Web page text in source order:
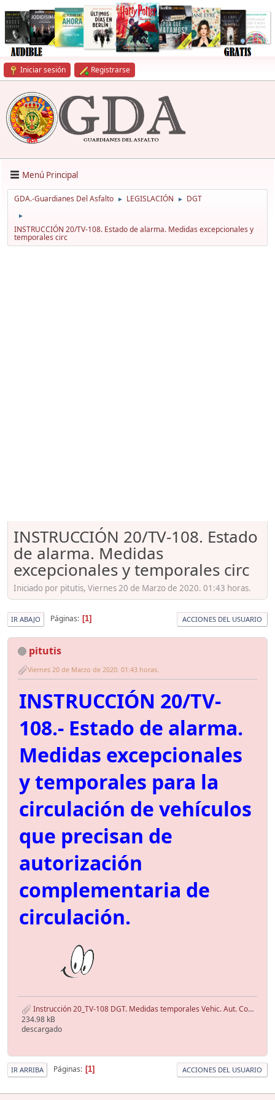
Iniciar sesión Registrarse
Menú Principal
GDA.-Guardianes Del Asfalto ► LEGISLACIÓN ► DGT
►
INSTRUCCIÓN 20/TV-108. Estado de alarma. Medidas excepcionales y
temporales circ
INSTRUCCIÓN 20/TV-108. Estado
de alarma. Medidas
excepcionales y temporales circ
Iniciado por pitutis, Viernes 20 de Marzo de 2020. 01:43 horas.
IR ABAJO Páginas 1 ACCIONES DEL USUARIO
pitutis
Viernes 20 de Marzo de 2020. 01:43 horas.
INSTRUCCIÓN 20/TV-
108.- Estado de alarma.
Medidas excepcionales
y temporales para la
circulación de vehículos
que precisan de
autorización
complementaria de
circulación.
Instrucción 20_TV-108 DGT. Medidas temporales Vehic. Aut. Complementarias.pdf
234.98 kB
descargado
IR ARRIBA Páginas 1 ACCIONES DEL USUARIO